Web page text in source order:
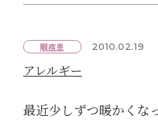
眼疾患 2010.02.19
アレルギー
最近少しずつ暖かくな